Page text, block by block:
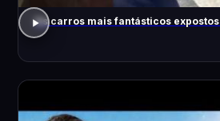
Os carros mais fantásticos